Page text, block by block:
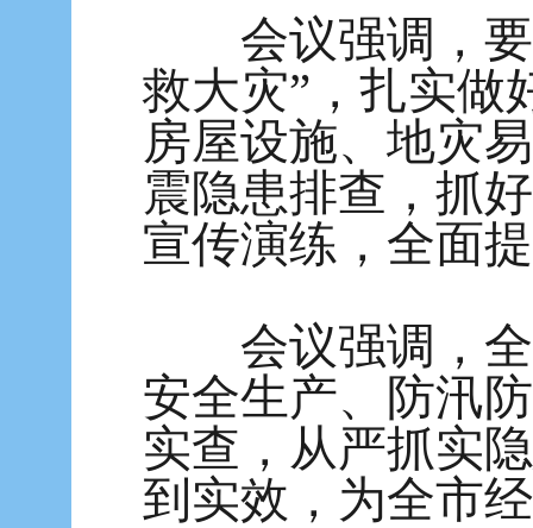
会议强调，要
救大灾”，扎实做
房屋设施、地灾
震隐患排查，抓
宣传演练，全面
会议强调，全
安全生产、防汛
实查，从严抓实
到实效，为全市